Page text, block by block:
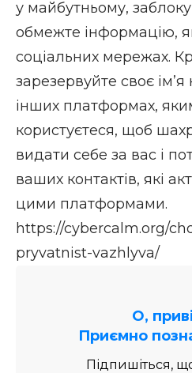
у майбутньому,
обмежте інформацію,
соціальних мережах.
зарезервуйте своє
інших платформах,
користуєтеся, щоб
видати себе за вас і
ваших контактів, які
цими платформами.
https://cybercalm.org/
pryvatnist-vazhlyva/
О,
Приємно
Підпишіться,